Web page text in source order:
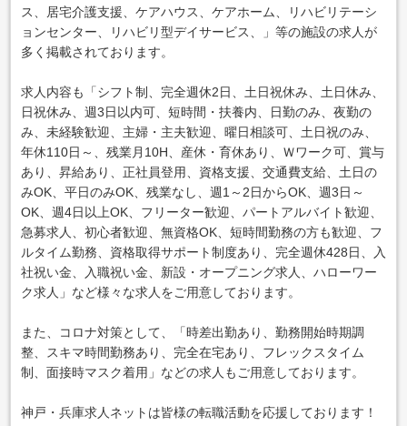
ス、居宅介護支援、ケアハウス、ケアホーム、リハビリテーシ
ョンセンター、リハビリ型デイサービス、」等の施設の求人が
多く掲載されております。
求人内容も「シフト制、完全週休2日、土日祝休み、土日休み、
日祝休み、週3日以内可、短時間・扶養内、日勤のみ、夜勤の
み、未経験歓迎、主婦・主夫歓迎、曜日相談可、土日祝のみ、
年休110日～、残業月10H、産休・育休あり、Ｗワーク可、賞与
あり、昇給あり、正社員登用、資格支援、交通費支給、土日の
みOK、平日のみOK、残業なし、週1～2日からOK、週3日～
OK、週4日以上OK、フリーター歓迎、パートアルバイト歓迎、
急募求人、初心者歓迎、無資格OK、短時間勤務の方も歓迎、フ
ルタイム勤務、資格取得サポート制度あり、完全週休428日、入
社祝い金、入職祝い金、新設・オープニング求人、ハローワー
ク求人」など様々な求人をご用意しております。
また、コロナ対策として、「時差出勤あり、勤務開始時期調
整、スキマ時間勤務あり、完全在宅あり、フレックスタイム
制、面接時マスク着用」などの求人もご用意しております。
神戸・兵庫求人ネットは皆様の転職活動を応援しております！